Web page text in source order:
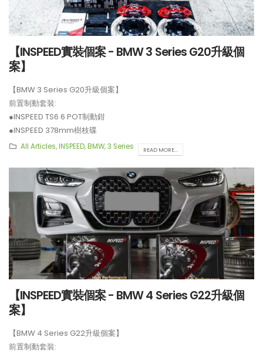
【INSPEED實裝個案 - BMW 3 Series G20升級個
案】
【BMW 3 Series G20升級個案】
前置制動套裝:
●INSPEED TS6 6 POT制動鉗
●INSPEED 378mm樹枝碟
**制動套裝適用於19吋或以上車鈴安裝。
All Articles,INSPEED,BMW,3 Series READ MORE...
【INSPEED實裝個案 - BMW 4 Series G22升級個
案】
【BMW 4 Series G22升級個案】
前置制動套裝: